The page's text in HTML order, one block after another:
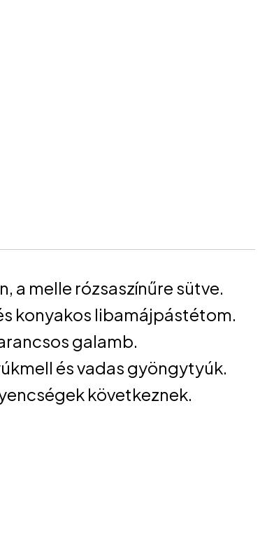
a melle rózsaszínűre sütve.
konyakos libamájpástétom.
galamb.
és vadas gyöngytyúk.
következnek.